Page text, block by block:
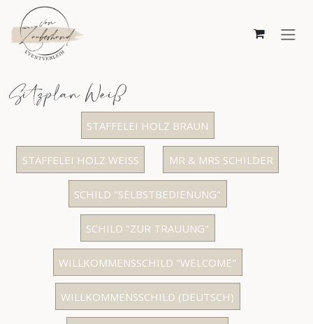
Zum Inhalt springen
Sitzplan Weiß
STAFFELEI HOLZ BRAUN
STAFFELEI HOLZ WEISS MR & MRS SCHILDER
SCHILD "SELBSTBEDIENUNG"
SCHILD "ZUR TRAUUNG"
WILLKOMMENSSCHILD "WELCOME"
WILLKOMMENSSCHILD (DEUTSCH)